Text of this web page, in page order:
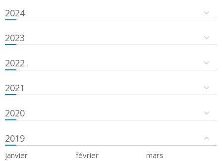
2024
2023
2022
2021
2020
2019
janvier février
mars